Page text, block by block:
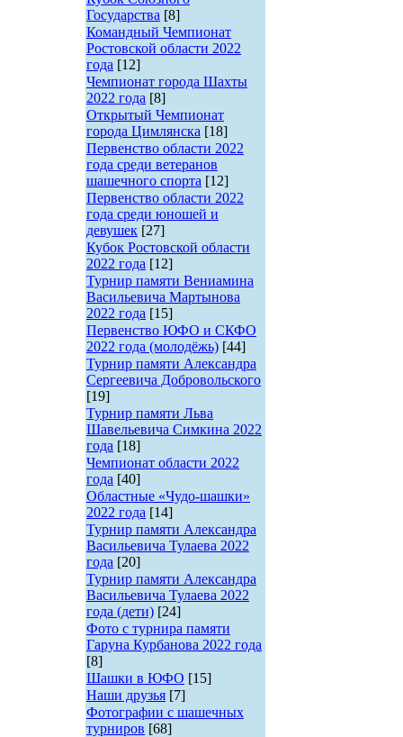
Государства [8]
Командный Чемпионат
Ростовской области 2022
года [12]
Чемпионат города Шахты
2022 года [8]
Открытый Чемпионат
города Цимлянска [18]
Первенство области 2022
года среди ветеранов
шашечного спорта [12]
Первенство области 2022
года среди юношей и
девушек [27]
Кубок Ростовской области
2022 года [12]
Турнир памяти Вениамина
Васильевича Мартынова
2022 года [15]
Первенство ЮФО и СКФО
2022 года (молодёжь) [44]
Турнир памяти Александра
Сергеевича Добровольского
[19]
Турнир памяти Льва
Шавельевича Симкина 2022
года [18]
Чемпионат области 2022
года [40]
Областные «Чудо-шашки»
2022 года [14]
Турнир памяти Александра
Васильевича Тулаева 2022
года [20]
Турнир памяти Александра
Васильевича Тулаева 2022
года (дети) [24]
Фото с турнира памяти
Гаруна Курбанова 2022 года
[8]
Шашки в ЮФО [15]
Наши друзья [7]
Фотографии с шашечных
турниров [68]